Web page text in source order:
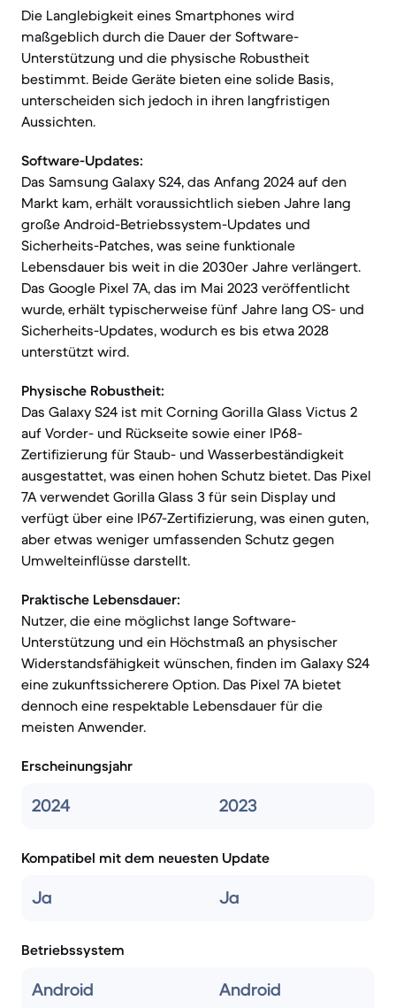
Die Langlebigkeit eines Smartphones wird
maßgeblich durch die Dauer der Software-
Unterstützung und die physische Robustheit
bestimmt. Beide Geräte bieten eine solide Basis,
unterscheiden sich jedoch in ihren langfristigen
Aussichten.
Software-Updates:
Das Samsung Galaxy S24, das Anfang 2024 auf den
Markt kam, erhält voraussichtlich sieben Jahre lang
große Android-Betriebssystem-Updates und
Sicherheits-Patches, was seine funktionale
Lebensdauer bis weit in die 2030er Jahre verlängert.
Das Google Pixel 7A, das im Mai 2023 veröffentlicht
wurde, erhält typischerweise fünf Jahre lang OS- und
Sicherheits-Updates, wodurch es bis etwa 2028
unterstützt wird.
Physische Robustheit:
Das Galaxy S24 ist mit Corning Gorilla Glass Victus 2
auf Vorder- und Rückseite sowie einer IP68-
Zertifizierung für Staub- und Wasserbeständigkeit
ausgestattet, was einen hohen Schutz bietet. Das Pixel
7A verwendet Gorilla Glass 3 für sein Display und
verfügt über eine IP67-Zertifizierung, was einen guten,
aber etwas weniger umfassenden Schutz gegen
Umwelteinflüsse darstellt.
Praktische Lebensdauer:
Nutzer, die eine möglichst lange Software-
Unterstützung und ein Höchstmaß an physischer
Widerstandsfähigkeit wünschen, finden im Galaxy S24
eine zukunftssicherere Option. Das Pixel 7A bietet
dennoch eine respektable Lebensdauer für die
meisten Anwender.
Erscheinungsjahr
2024 2023
Kompatibel mit dem neuesten Update
Ja Ja
Betriebssystem
Android Android